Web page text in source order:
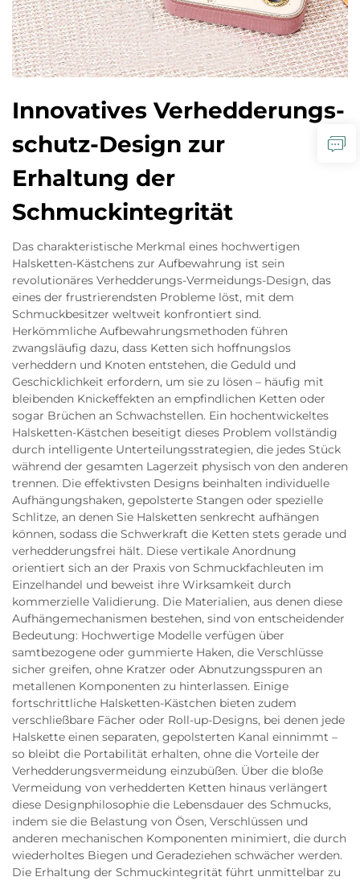
Innovatives Verhedderungs-
schutz-Design zur
Erhaltung der
Schmuckintegrität
Das charakteristische Merkmal eines hochwertigen
Halsketten-Kästchens zur Aufbewahrung ist sein
revolutionäres Verhedderungs-Vermeidungs-Design, das
eines der frustrierendsten Probleme löst, mit dem
Schmuckbesitzer weltweit konfrontiert sind.
Herkömmliche Aufbewahrungsmethoden führen
zwangsläufig dazu, dass Ketten sich hoffnungslos
verheddern und Knoten entstehen, die Geduld und
Geschicklichkeit erfordern, um sie zu lösen – häufig mit
bleibenden Knickeffekten an empfindlichen Ketten oder
sogar Brüchen an Schwachstellen. Ein hochentwickeltes
Halsketten-Kästchen beseitigt dieses Problem vollständig
durch intelligente Unterteilungsstrategien, die jedes Stück
während der gesamten Lagerzeit physisch von den anderen
trennen. Die effektivsten Designs beinhalten individuelle
Aufhängungshaken, gepolsterte Stangen oder spezielle
Schlitze, an denen Sie Halsketten senkrecht aufhängen
können, sodass die Schwerkraft die Ketten stets gerade und
verhedderungsfrei hält. Diese vertikale Anordnung
orientiert sich an der Praxis von Schmuckfachleuten im
Einzelhandel und beweist ihre Wirksamkeit durch
kommerzielle Validierung. Die Materialien, aus denen diese
Aufhängemechanismen bestehen, sind von entscheidender
Bedeutung: Hochwertige Modelle verfügen über
samtbezogene oder gummierte Haken, die Verschlüsse
sicher greifen, ohne Kratzer oder Abnutzungsspuren an
metallenen Komponenten zu hinterlassen. Einige
fortschrittliche Halsketten-Kästchen bieten zudem
verschließbare Fächer oder Roll-up-Designs, bei denen jede
Halskette einen separaten, gepolsterten Kanal einnimmt –
so bleibt die Portabilität erhalten, ohne die Vorteile der
Verhedderungsvermeidung einzubüßen. Über die bloße
Vermeidung von verhedderten Ketten hinaus verlängert
diese Designphilosophie die Lebensdauer des Schmucks,
indem sie die Belastung von Ösen, Verschlüssen und
anderen mechanischen Komponenten minimiert, die durch
wiederholtes Biegen und Geradeziehen schwächer werden.
Die Erhaltung der Schmuckintegrität führt unmittelbar zu